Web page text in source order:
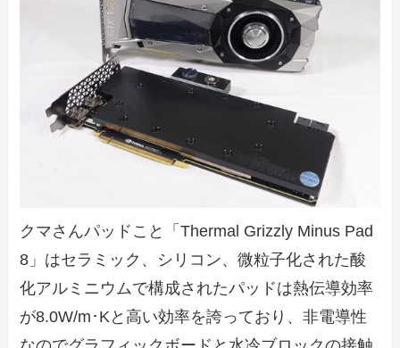
クマさんパッドこと「Thermal Grizzly Minus Pad
8」はセラミック、シリコン、微粒子化された酸
化アルミニウムで構成されたパッドは熱伝導効率
が8.0W/m･Kと高い効率を誇っており、非電導性